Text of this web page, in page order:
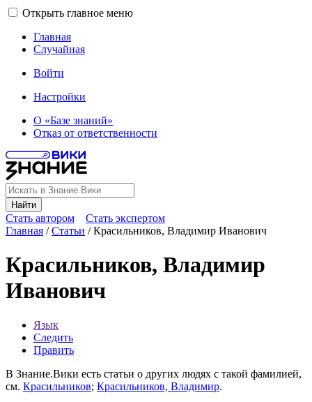
Открыть главное меню
Главная
Случайная
Войти
Настройки
О «Базе знаний»
Отказ от ответственности
Найти
Стать автором
Стать экспертом
Главная /Статьи /Красильников, Владимир Иванович
Красильников, Владимир
Иванович
Язык
Следить
Править
В Знание.Вики есть статьи о других людях с такой фамилией,
см. Красильников; Красильников, Владимир.